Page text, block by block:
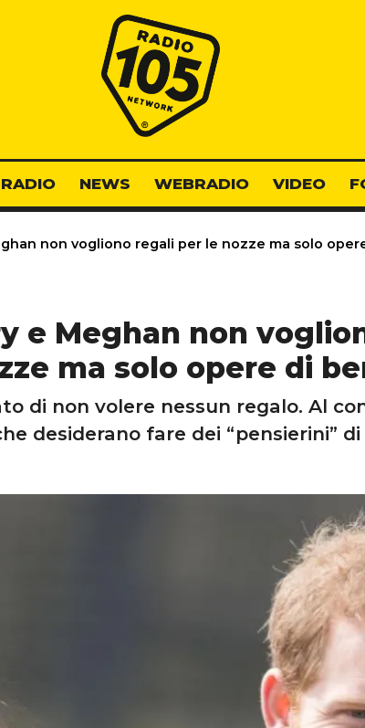
Radio 105
RADIO NEWS WEBRADIO VIDEO
non vogliono regali per le nozze ma solo
e Meghan non
ma solo opere di
di non volere nessun regalo. Al
desiderano fare dei “pensierini”